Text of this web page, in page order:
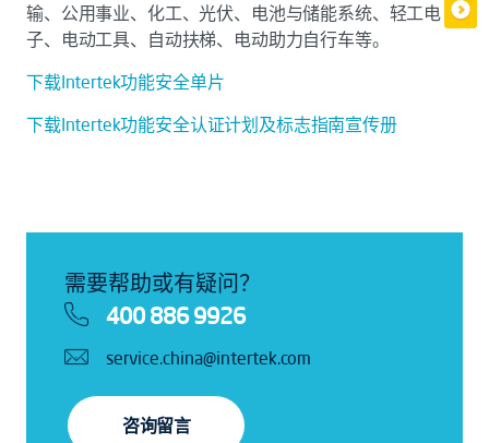
输、公用事业、化工、光伏、电池与储能系统、轻工电
子、电动工具、自动扶梯、电动助力自行车等。
下载Intertek功能安全单片
下载Intertek功能安全认证计划及标志指南宣传册
需要帮助或有疑问？
400 886 9926
service.china@intertek.com
咨询留言